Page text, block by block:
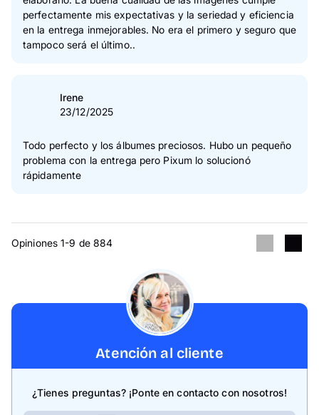
perfectamente mis expectativas y la seriedad y eficiencia
en la entrega inmejorables. No era el primero y seguro que
tampoco será el último..
Irene
23/12/2025
Todo perfecto y los álbumes preciosos. Hubo un pequeño
problema con la entrega pero Pixum lo solucionó
rápidamente
Opiniones 1-9 de 884
Atención al cliente
¿Tienes preguntas? ¡Ponte en contacto con nosotros!